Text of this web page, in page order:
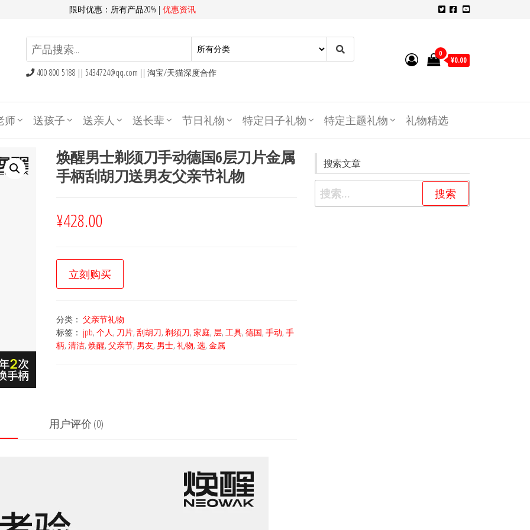
限时优惠：所有产品20% | 优惠资讯
400 800 5188 || 5434724@qq.com || 淘宝/天猫深度合作
0
¥0.00
师 送孩子 送亲人 送长辈 节日礼物 特定日子礼物 特定主题礼物 礼物精选
焕醒男士剃须刀手动德国6层刀片金属
手柄刮胡刀送男友父亲节礼物
¥428.00
立刻购买
分类： 父亲节礼物
标签： jpb, 个人, 刀片, 刮胡刀, 剃须刀, 家庭, 层, 工具, 德国, 手动, 手
柄, 清洁, 焕醒, 父亲节, 男友, 男士, 礼物, 选, 金属
用户评价 (0)
搜索文章